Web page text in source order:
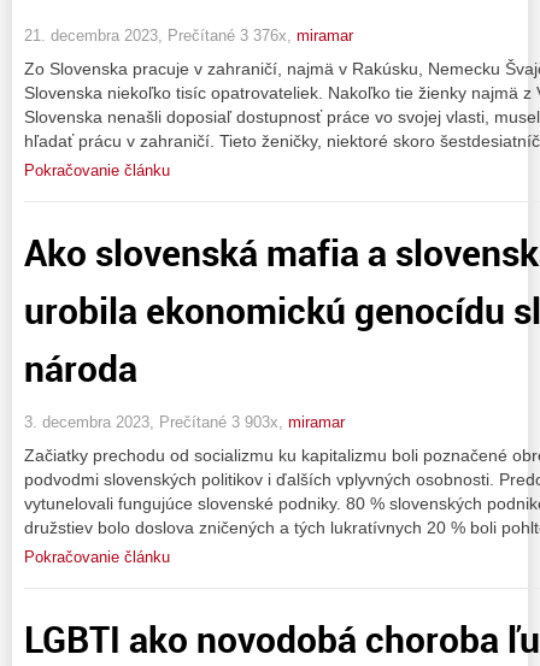
21. decembra 2023, Prečítané 3 376x, miramar
Zo Slovenska pracuje v zahraničí, najmä v Rakúsku, Nemecku
Slovenska niekoľko tisíc opatrovateliek. Nakoľko tie žienky najmä z
Slovenska nenašli doposiaľ dostupnosť práce vo svojej vlasti,
hľadať prácu v zahraničí. Tieto ženičky, niektoré skoro
Pokračovanie článku
Ako slovenská mafia a
urobila ekonomickú genocídu
národa
3. decembra 2023, Prečítané 3 903x, miramar
Začiatky prechodu od socializmu ku kapitalizmu boli poznačené
podvodmi slovenských politikov i ďalších vplyvných osobnosti.
vytunelovali fungujúce slovenské podniky. 80 % slovenských
družstiev bolo doslova zničených a tých lukratívnych 20 % boli
Pokračovanie článku
LGBTI ako novodobá choroba